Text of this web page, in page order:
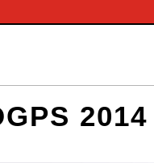
2014